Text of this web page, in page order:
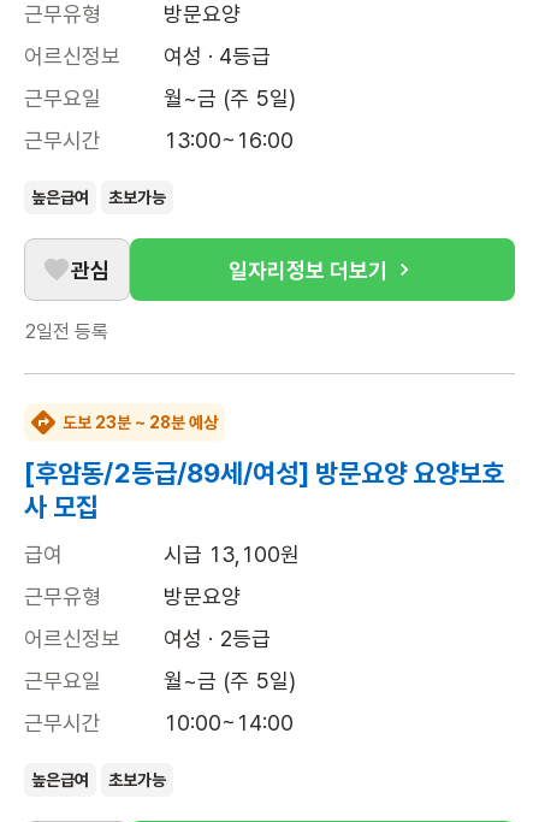
근무유형
방문요양
어르신정보
여성 · 4등급
근무요일
월~금 (주 5일)
근무시간
13:00~16:00
높은급여 초보가능
관심 일자리정보 더보기
2일전 등록
도보 23분 ~ 28분 예상
[후암동/2등급/89세/여성] 방문요양 요양보호
사 모집
급여
시급 13,100원
근무유형
방문요양
어르신정보
여성 · 2등급
근무요일
월~금 (주 5일)
근무시간
10:00~14:00
높은급여 초보가능